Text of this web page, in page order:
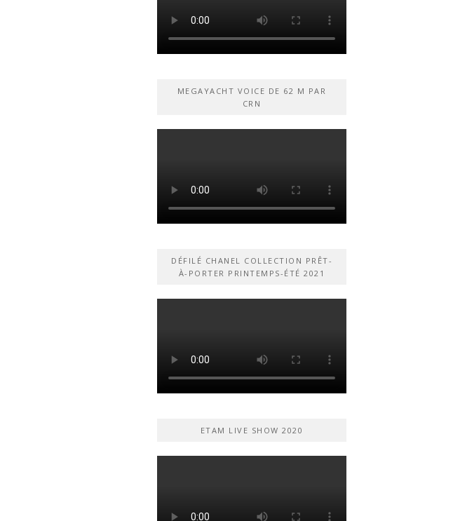
MEGAYACHT VOICE DE 62 M PAR
CRN
DÉFILÉ CHANEL COLLECTION PRÊT-
À-PORTER PRINTEMPS-ÉTÉ 2021
ETAM LIVE SHOW 2020